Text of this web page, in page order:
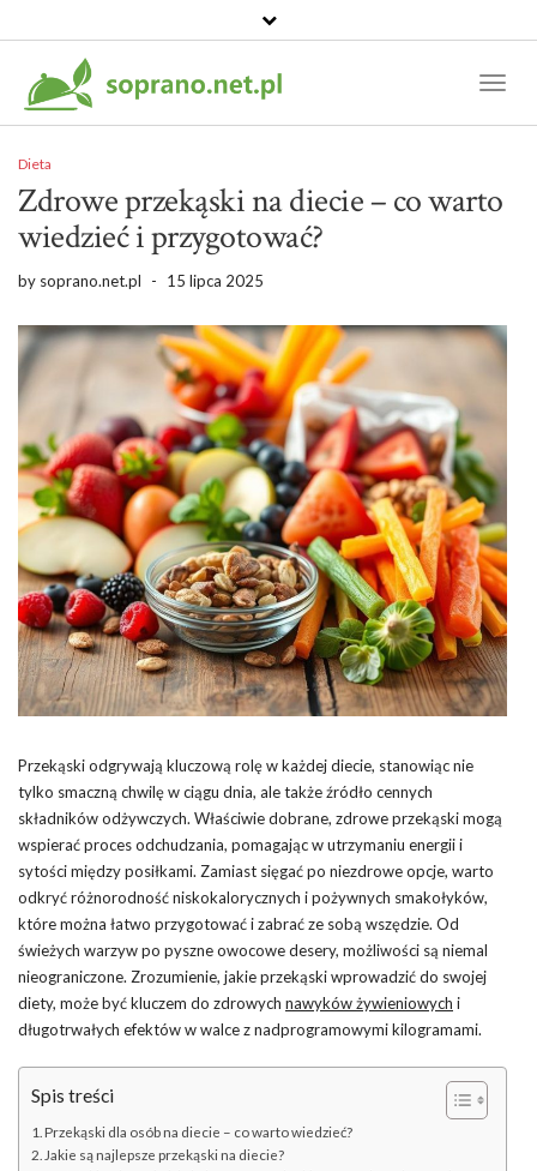
Dieta
Zdrowe przekąski na diecie – co warto
wiedzieć i przygotować?
by soprano.net.pl - 15 lipca 2025
Przekąski odgrywają kluczową rolę w każdej diecie, stanowiąc nie
tylko smaczną chwilę w ciągu dnia, ale także źródło cennych
składników odżywczych. Właściwie dobrane, zdrowe przekąski mogą
wspierać proces odchudzania, pomagając w utrzymaniu energii i
sytości między posiłkami. Zamiast sięgać po niezdrowe opcje, warto
odkryć różnorodność niskokalorycznych i pożywnych smakołyków,
które można łatwo przygotować i zabrać ze sobą wszędzie. Od
świeżych warzyw po pyszne owocowe desery, możliwości są niemal
nieograniczone. Zrozumienie, jakie przekąski wprowadzić do swojej
diety, może być kluczem do zdrowych nawyków żywieniowych i
długotrwałych efektów w walce z nadprogramowymi kilogramami.
Spis treści
Przekąski dla osób na diecie – co warto wiedzieć?
Jakie są najlepsze przekąski na diecie?